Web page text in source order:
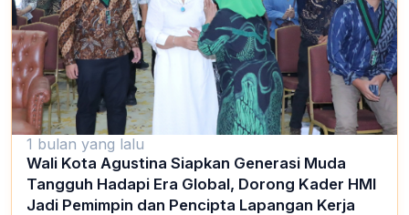
1 bulan yang lalu
Wali Kota Agustina Siapkan Generasi Muda
Tangguh Hadapi Era Global, Dorong Kader HMI
Jadi Pemimpin dan Pencipta Lapangan Kerja